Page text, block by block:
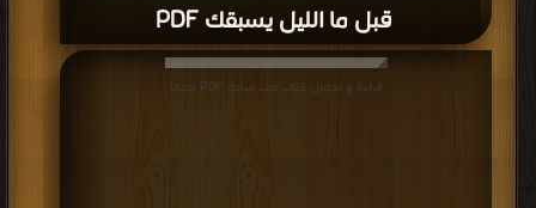
قبل ما الليل يسبقك PDF
قراءة و تحميل كتاب حب سادة PDF مجانا